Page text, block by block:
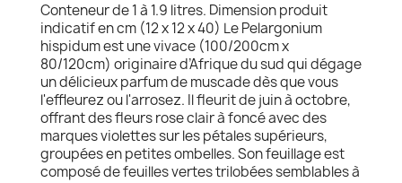
Conteneur de 1 à 1.9 litres. Dimension produit
indicatif en cm (12 x 12 x 40) Le Pelargonium
hispidum est une vivace (100/200cm x
80/120cm) originaire d’Afrique du sud qui dégage
un délicieux parfum de muscade dès que vous
l'effleurez ou l'arrosez. Il fleurit de juin à octobre,
offrant des fleurs rose clair à foncé avec des
marques violettes sur les pétales supérieurs,
groupées en petites ombelles. Son feuillage est
composé de feuilles vertes trilobées semblables à